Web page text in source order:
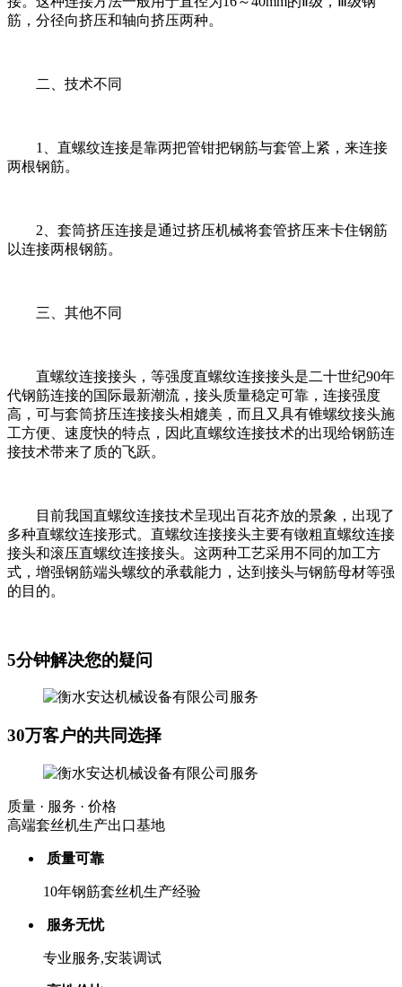
筋，分径向挤压和轴向挤压两种。
二、技术不同
1、直螺纹连接是靠两把管钳把钢筋与套管上紧，来连接
两根钢筋。
2、套筒挤压连接是通过挤压机械将套管挤压来卡住钢筋
以连接两根钢筋。
三、其他不同
直螺纹连接接头，等强度直螺纹连接接头是二十世纪90年
代钢筋连接的国际最新潮流，接头质量稳定可靠，连接强度
高，可与套筒挤压连接接头相媲美，而且又具有锥螺纹接头施
工方便、速度快的特点，因此直螺纹连接技术的出现给钢筋连
接技术带来了质的飞跃。
目前我国直螺纹连接技术呈现出百花齐放的景象，出现了
多种直螺纹连接形式。直螺纹连接接头主要有镦粗直螺纹连接
接头和滚压直螺纹连接接头。这两种工艺采用不同的加工方
式，增强钢筋端头螺纹的承载能力，达到接头与钢筋母材等强
的目的。
5分钟解决您的疑问
30万客户的共同选择
质量 · 服务 · 价格
高端套丝机生产出口基地
质量可靠
10年钢筋套丝机生产经验
服务无忧
专业服务,安装调试